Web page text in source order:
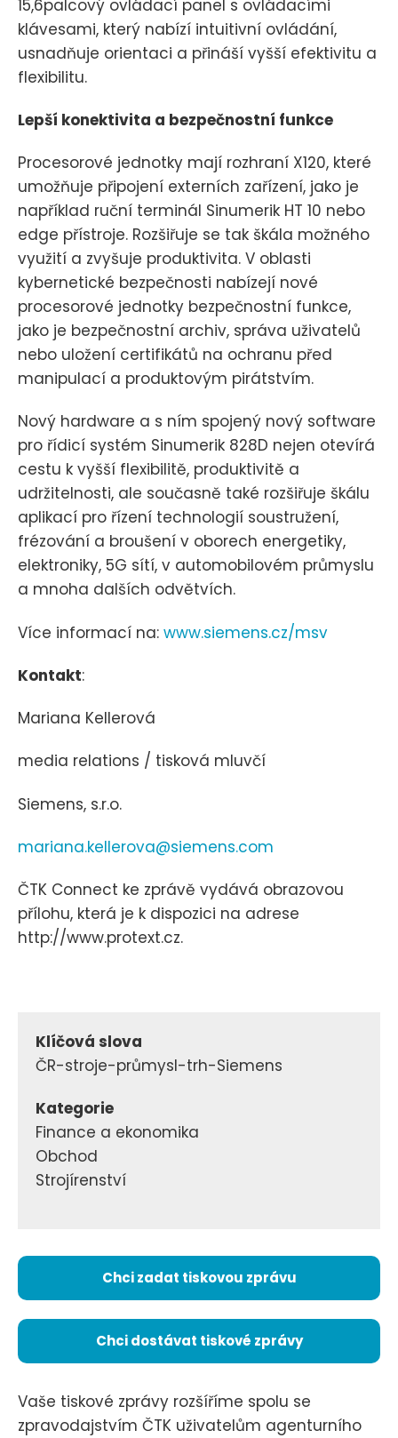
15,6palcový ovládací panel s ovládacími
klávesami, který nabízí intuitivní ovládání,
usnadňuje orientaci a přináší vyšší efektivitu a
flexibilitu.
Lepší konektivita a bezpečnostní funkce
Procesorové jednotky mají rozhraní X120, které
umožňuje připojení externích zařízení, jako je
například ruční terminál Sinumerik HT 10 nebo
edge přístroje. Rozšiřuje se tak škála možného
využití a zvyšuje produktivita. V oblasti
kybernetické bezpečnosti nabízejí nové
procesorové jednotky bezpečnostní funkce,
jako je bezpečnostní archiv, správa uživatelů
nebo uložení certifikátů na ochranu před
manipulací a produktovým pirátstvím.
Nový hardware a s ním spojený nový software
pro řídicí systém Sinumerik 828D nejen otevírá
cestu k vyšší flexibilitě, produktivitě a
udržitelnosti, ale současně také rozšiřuje škálu
aplikací pro řízení technologií soustružení,
frézování a broušení v oborech energetiky,
elektroniky, 5G sítí, v automobilovém průmyslu
a mnoha dalších odvětvích.
Více informací na: www.siemens.cz/msv
Kontakt:
Mariana Kellerová
media relations / tisková mluvčí
Siemens, s.r.o.
mariana.kellerova@siemens.com
ČTK Connect ke zprávě vydává obrazovou
přílohu, která je k dispozici na adrese
http://www.protext.cz.
Klíčová slova
ČR-stroje-průmysl-trh-Siemens
Kategorie
Finance a ekonomika
Obchod
Strojírenství
Chci zadat tiskovou zprávu
Chci dostávat tiskové zprávy
Vaše tiskové zprávy rozšíříme spolu se
zpravodajstvím ČTK uživatelům agenturního